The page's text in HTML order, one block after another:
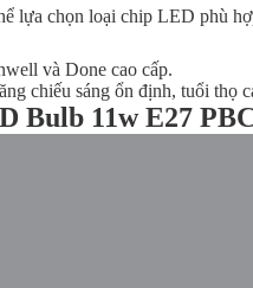
lựa chọn loại chip LED phù
và Done cao cấp.
chiếu sáng ổn định, tuổi thọ
Bulb 11w E27